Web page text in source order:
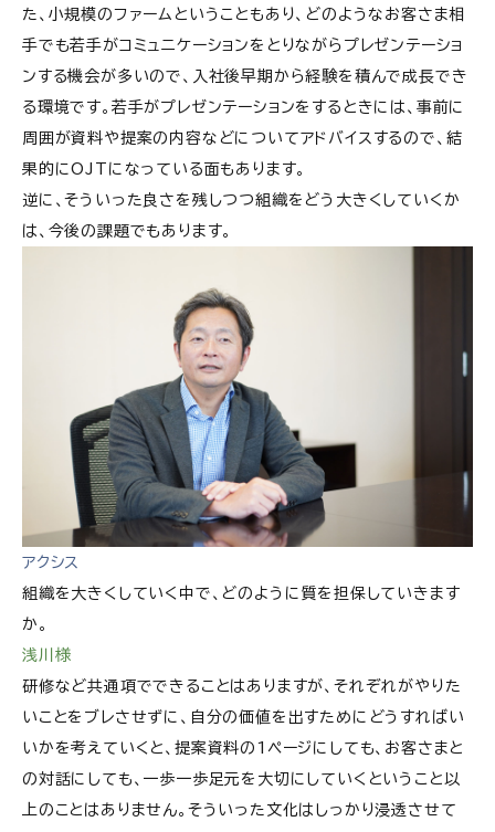
た、小規模のファームということもあり、どのようなお客さま相
手でも若手がコミュニケーションをとりながらプレゼンテーショ
ンする機会が多いので、入社後早期から経験を積んで成長でき
る環境です。若手がプレゼンテーションをするときには、事前に
周囲が資料や提案の内容などについてアドバイスするので、結
果的にOJTになっている面もあります。
逆に、そういった良さを残しつつ組織をどう大きくしていくか
は、今後の課題でもあります。
アクシス
組織を大きくしていく中で、どのように質を担保していきます
か。
浅川様
研修など共通項でできることはありますが、それぞれがやりた
いことをブレさせずに、自分の価値を出すためにどうすればい
いかを考えていくと、提案資料の1ページにしても、お客さまと
の対話にしても、一歩一歩足元を大切にしていくということ以
上のことはありません。そういった文化はしっかり浸透させて